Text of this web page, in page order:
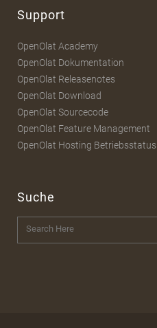
Support
OpenOlat Academy
OpenOlat Dokumentation
OpenOlat Releasenotes
OpenOlat Download
OpenOlat Sourcecode
OpenOlat Feature Management
OpenOlat Hosting Betriebsstatus
Suche